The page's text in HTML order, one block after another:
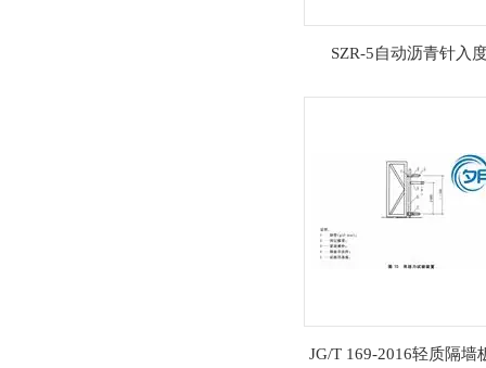
SZR-5自动沥青针入
JG/T 169-2016轻质隔墙